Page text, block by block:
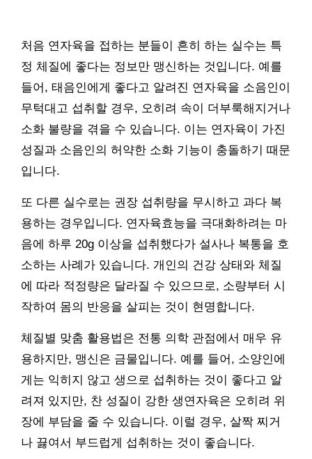
처음 연자육을 접하는 분들이 흔히 하는 실수는 특
정 체질에 좋다는 정보만 맹신하는 것입니다. 예를
들어, 태음인에게 좋다고 알려진 연자육을 소음인이
무턱대고 섭취할 경우, 오히려 속이 더부룩해지거나
소화 불량을 겪을 수 있습니다. 이는 연자육이 가진
성질과 소음인의 허약한 소화 기능이 충돌하기 때문
입니다.
또 다른 실수로는 권장 섭취량을 무시하고 과다 복
용하는 경우입니다. 연자육효능을 극대화하려는 마
음에 하루 20g 이상을 섭취했다가 설사나 복통을 호
소하는 사례가 있습니다. 개인의 건강 상태와 체질
에 따라 적정량은 달라질 수 있으므로, 소량부터 시
작하여 몸의 반응을 살피는 것이 현명합니다.
체질별 맞춤 활용법은 전통 의학 관점에서 매우 유
용하지만, 맹신은 금물입니다. 예를 들어, 소양인에
게는 익히지 않고 생으로 섭취하는 것이 좋다고 알
려져 있지만, 찬 성질이 강한 생연자육은 오히려 위
장에 부담을 줄 수 있습니다. 이럴 경우, 살짝 찌거
나 끓여서 부드럽게 섭취하는 것이 좋습니다.